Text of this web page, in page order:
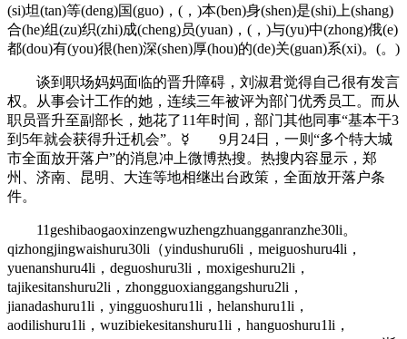
(si)坦(tan)等(deng)国(guo)，(，)本(ben)身(shen)是(shi)上(shang)
合(he)组(zu)织(zhi)成(cheng)员(yuan)，(，)与(yu)中(zhong)俄(e)
都(dou)有(you)很(hen)深(shen)厚(hou)的(de)关(guan)系(xi)。(。)
谈到职场妈妈面临的晋升障碍，刘淑君觉得自己很有发言
权。从事会计工作的她，连续三年被评为部门优秀员工。而从
职员晋升至副部长，她花了11年时间，部门其他同事“基本干3
到5年就会获得升迁机会”。☿ 9月24日，一则“多个特大城
市全面放开落户”的消息冲上微博热搜。热搜内容显示，郑
州、济南、昆明、大连等地相继出台政策，全面放开落户条
件。
11geshibaogaoxinzengwuzhengzhuangganranzhe30li。
qizhongjingwaishuru30li（yindushuru6li，meiguoshuru4li，
yuenanshuru4li，deguoshuru3li，moxigeshuru2li，
tajikesitanshuru2li，zhongguoxianggangshuru2li，
jianadashuru1li，yingguoshuru1li，helanshuru1li，
aodilishuru1li，wuzibiekesitanshuru1li，hanguoshuru1li，